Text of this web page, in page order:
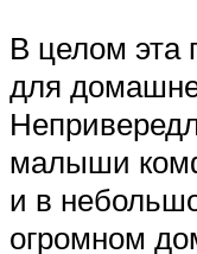
В целом эта
для
малыши
и в
огромном